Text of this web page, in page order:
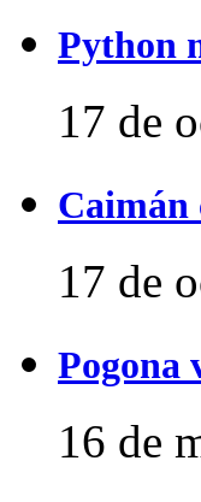
Python
17 de
Caimán
17 de
Pogona
16 de